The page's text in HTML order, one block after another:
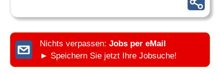
Nichts verpassen: Jobs per eMail
► Speichern Sie jetzt Ihre Jobsuche!